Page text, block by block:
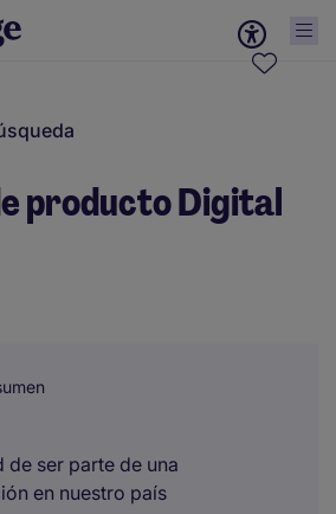
producto Digital
de ser parte de una
en nuestro país